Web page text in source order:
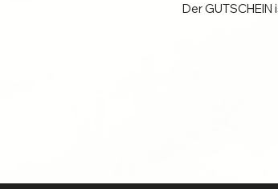
Der